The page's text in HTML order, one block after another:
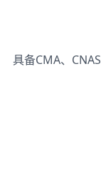
具备CMA、